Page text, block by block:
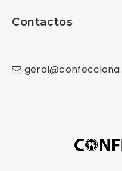
Contactos
geral@confecciona.